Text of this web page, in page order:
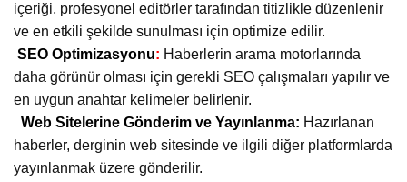
içeriği, profesyonel editörler tarafından titizlikle düzenlenir
ve en etkili şekilde sunulması için optimize edilir.
SEO Optimizasyonu: Haberlerin arama motorlarında
daha görünür olması için gerekli SEO çalışmaları yapılır ve
en uygun anahtar kelimeler belirlenir.
Web Sitelerine Gönderim ve Yayınlanma: Hazırlanan
haberler, derginin web sitesinde ve ilgili diğer platformlarda
yayınlanmak üzere gönderilir.